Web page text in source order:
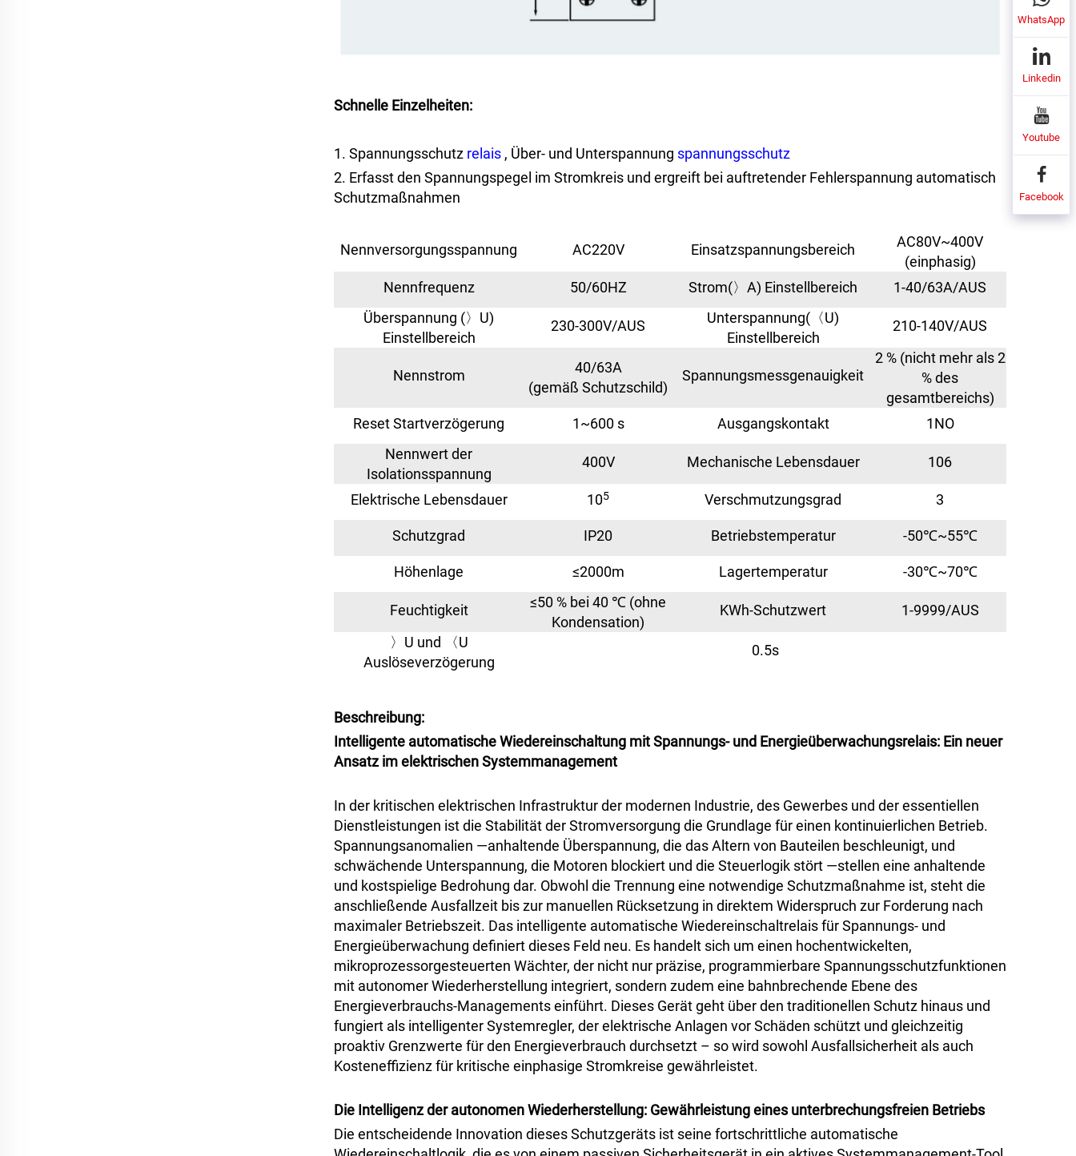
Schnelle Einzelheiten:
1. Spannungsschutz relais , Über- und Unterspannung spannungsschutz
2. Erfasst den Spannungspegel im Stromkreis und ergreift bei auftretender Fehlerspannung automatisch
Schutzmaßnahmen
Nennversorgungsspannung AC220V Einsatzspannungsbereich
AC80V~400V
(einphasig)
Nennfrequenz
50/60HZ Strom(〉A) Einstellbereich
1-40/63A/AUS
Überspannung (〉U)
Einstellbereich
230-300V/AUS
Unterspannung(〈U)
Einstellbereich
210-140V/AUS
Nennstrom
40/63A
(gemäß Schutzschild)
Spannungsmessgenauigkeit
2 % (nicht mehr als 2
% des
gesamtbereichs)
Reset Startverzögerung
1~600 s Ausgangskontakt
1NO
Nennwert der
Isolationsspannung
400V Mechanische Lebensdauer 106
Elektrische Lebensdauer 105 Verschmutzungsgrad 3
Schutzgrad IP20 Betriebstemperatur -50℃~55℃
Höhenlage ≤2000m Lagertemperatur -30℃~70℃
Feuchtigkeit
≤50 % bei 40 ℃ (ohne
Kondensation)
KWh-Schutzwert
1-9999/AUS
〉U und 〈U
Auslöseverzögerung
0.5s
Beschreibung:
Intelligente automatische Wiedereinschaltung mit Spannungs- und Energieüberwachungsrelais: Ein neuer
Ansatz im elektrischen Systemmanagement
In der kritischen elektrischen Infrastruktur der modernen Industrie, des Gewerbes und der essentiellen
Dienstleistungen ist die Stabilität der Stromversorgung die Grundlage für einen kontinuierlichen Betrieb.
Spannungsanomalien —anhaltende Überspannung, die das Altern von Bauteilen beschleunigt, und
schwächende Unterspannung, die Motoren blockiert und die Steuerlogik stört —stellen eine anhaltende
und kostspielige Bedrohung dar. Obwohl die Trennung eine notwendige Schutzmaßnahme ist, steht die
anschließende Ausfallzeit bis zur manuellen Rücksetzung in direktem Widerspruch zur Forderung nach
maximaler Betriebszeit. Das intelligente automatische Wiedereinschaltrelais für Spannungs- und
Energieüberwachung definiert dieses Feld neu. Es handelt sich um einen hochentwickelten,
mikroprozessorgesteuerten Wächter, der nicht nur präzise, programmierbare Spannungsschutzfunktionen
mit autonomer Wiederherstellung integriert, sondern zudem eine bahnbrechende Ebene des
Energieverbrauchs-Managements einführt. Dieses Gerät geht über den traditionellen Schutz hinaus und
fungiert als intelligenter Systemregler, der elektrische Anlagen vor Schäden schützt und gleichzeitig
proaktiv Grenzwerte für den Energieverbrauch durchsetzt – so wird sowohl Ausfallsicherheit als auch
Kosteneffizienz für kritische einphasige Stromkreise gewährleistet.
Die Intelligenz der autonomen Wiederherstellung: Gewährleistung eines unterbrechungsfreien Betriebs
Die entscheidende Innovation dieses Schutzgeräts ist seine fortschrittliche automatische
WhatsApp
Linkedin
Youtube
Facebook